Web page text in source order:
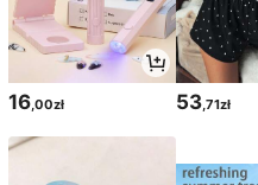
16 ,00zł 53,71zł